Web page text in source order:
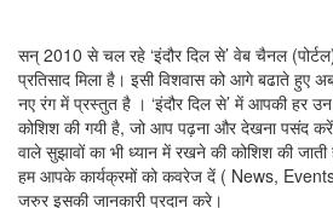
सन् 2010 से चल रहे ‘इंदौर दिल से’ वेब चैनल
प्रतिसाद मिला है। इसी विशवास को आगे बढाते हुए
नए रंग में प्रस्तुत है । ‘इंदौर दिल से’ में आपकी हर
कोशिश की गयी है, जो आप पढ़ना और देखना पसंद करेंगे
वाले सुझावों का भी ध्यान में रखने की कोशिश की
हम आपके कार्यक्रमों को कवरेज दें ( News,
जरुर इसकी जानकारी प्रदान करे।